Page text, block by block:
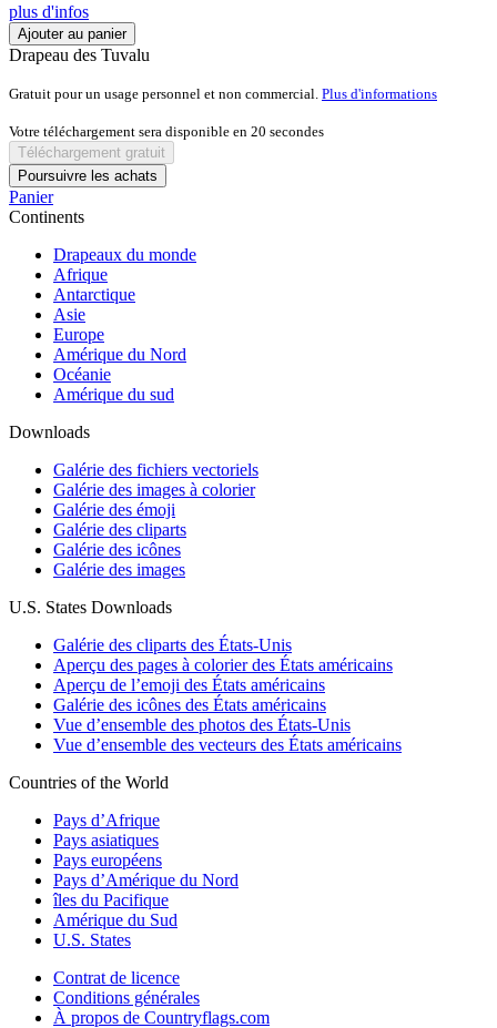
plus d'infos
Ajouter au panier
Drapeau des Tuvalu
Gratuit pour un usage personnel et non commercial. Plus d'informations
Votre téléchargement sera disponible en 20 secondes
Téléchargement gratuit
Poursuivre les achats
Panier
Continents
Drapeaux du monde
Afrique
Antarctique
Asie
Europe
Amérique du Nord
Océanie
Amérique du sud
Downloads
Galérie des fichiers vectoriels
Galérie des images à colorier
Galérie des émoji
Galérie des cliparts
Galérie des icônes
Galérie des images
U.S. States Downloads
Galérie des cliparts des États-Unis
Aperçu des pages à colorier des États américains
Aperçu de l’emoji des États américains
Galérie des icônes des États américains
Vue d’ensemble des photos des États-Unis
Vue d’ensemble des vecteurs des États américains
Countries of the World
Pays d’Afrique
Pays asiatiques
Pays européens
Pays d’Amérique du Nord
îles du Pacifique
Amérique du Sud
U.S. States
Contrat de licence
Conditions générales
À propos de Countryflags.com